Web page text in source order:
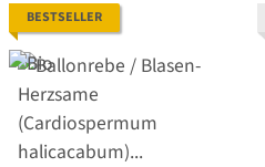
BESTSELLER